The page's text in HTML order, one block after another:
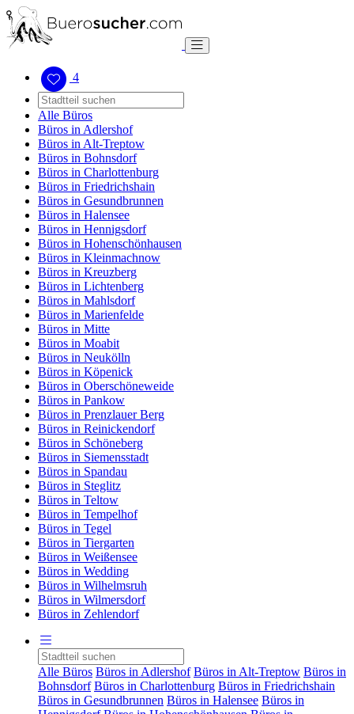
4
Alle Büros
Büros in Adlershof
Büros in Alt-Treptow
Büros in Bohnsdorf
Büros in Charlottenburg
Büros in Friedrichshain
Büros in Gesundbrunnen
Büros in Halensee
Büros in Hennigsdorf
Büros in Hohenschönhausen
Büros in Kleinmachnow
Büros in Kreuzberg
Büros in Lichtenberg
Büros in Mahlsdorf
Büros in Marienfelde
Büros in Mitte
Büros in Moabit
Büros in Neukölln
Büros in Köpenick
Büros in Oberschöneweide
Büros in Pankow
Büros in Prenzlauer Berg
Büros in Reinickendorf
Büros in Schöneberg
Büros in Siemensstadt
Büros in Spandau
Büros in Steglitz
Büros in Teltow
Büros in Tempelhof
Büros in Tegel
Büros in Tiergarten
Büros in Weißensee
Büros in Wedding
Büros in Wilhelmsruh
Büros in Wilmersdorf
Büros in Zehlendorf
Alle Büros Büros in Adlershof Büros in Alt-Treptow Büros in
Bohnsdorf Büros in Charlottenburg Büros in Friedrichshain
Büros in Gesundbrunnen Büros in Halensee Büros in